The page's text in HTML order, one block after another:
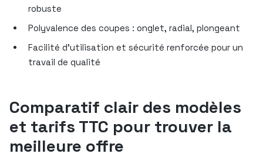
robuste
Polyvalence des coupes : onglet, radial, plongeant
Facilité d’utilisation et sécurité renforcée pour un
travail de qualité
Comparatif clair des modèles
et tarifs TTC pour trouver la
meilleure offre